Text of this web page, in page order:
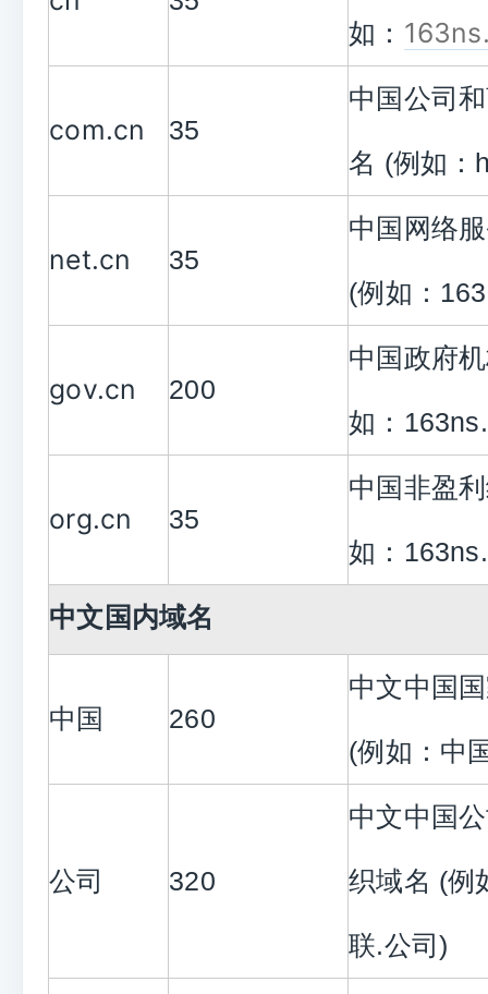
如：
com.cn 35
中国公司
名 (例如：
net.cn 35
中国网络
(例如：
gov.cn 200
中国政府
如：
org.cn 35
中国非盈
如：
中文国内域名
中国 260
中文中国
(例如：中
公司 320
中文中国
织域名 (例
联.公司)